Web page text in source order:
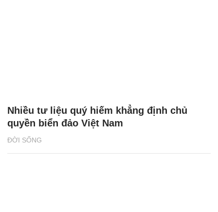
ĐỜI SỐNG
Nhiều tư liệu quý hiếm khẳng định chủ
quyền biển đảo Việt Nam